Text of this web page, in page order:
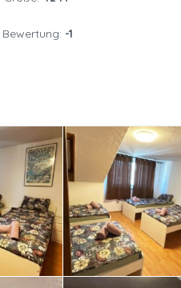
Bewertung: -1